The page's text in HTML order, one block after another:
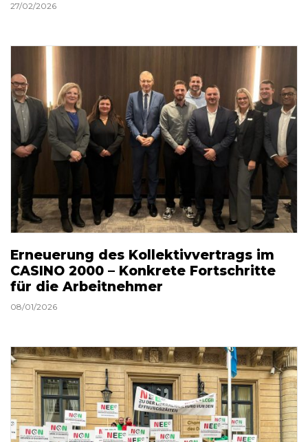
27/02/2026
Erneuerung des Kollektivvertrags im
CASINO 2000 – Konkrete Fortschritte
für die Arbeitnehmer
08/01/2026